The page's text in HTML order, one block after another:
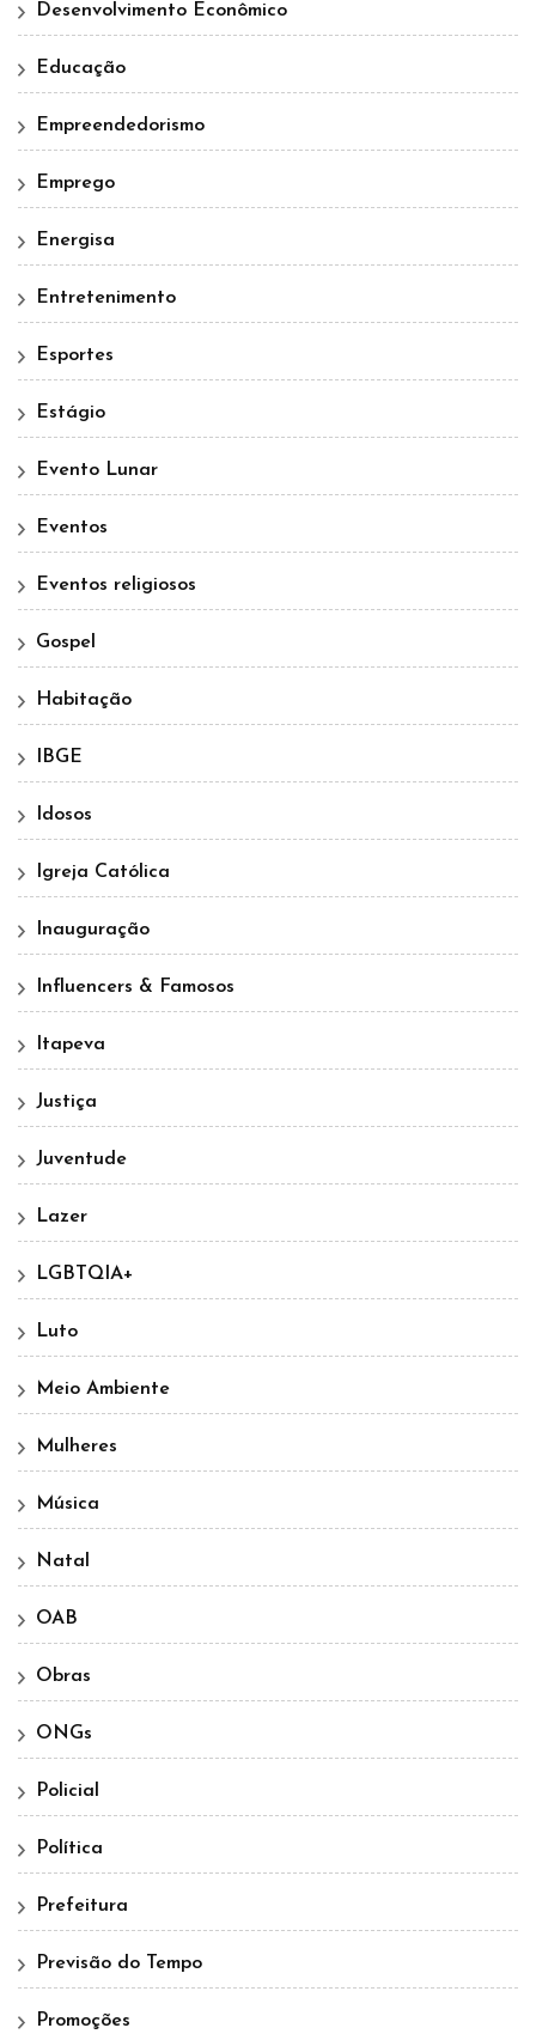
Desenvolvimento Econômico
Educação
Empreendedorismo
Emprego
Energisa
Entretenimento
Esportes
Estágio
Evento Lunar
Eventos
Eventos religiosos
Gospel
Habitação
IBGE
Idosos
Igreja Católica
Inauguração
Influencers & Famosos
Itapeva
Justiça
Juventude
Lazer
LGBTQIA+
Luto
Meio Ambiente
Mulheres
Música
Natal
OAB
Obras
ONGs
Policial
Política
Prefeitura
Previsão do Tempo
Promoções